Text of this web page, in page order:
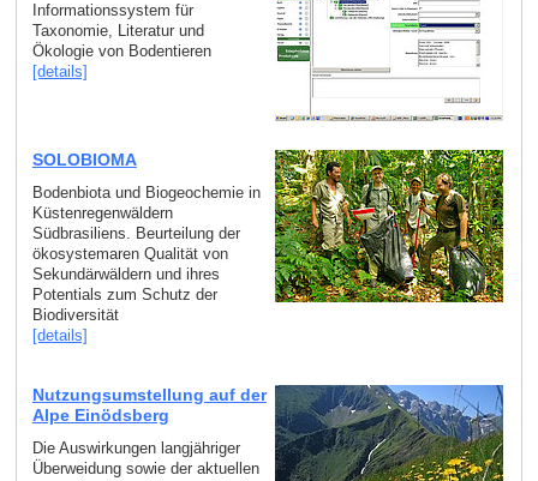
Informationssystem für
Taxonomie, Literatur und
Ökologie von Bodentieren
[details]
SOLOBIOMA
Bodenbiota und Biogeochemie in
Küstenregenwäldern
Südbrasiliens. Beurteilung der
ökosystemaren Qualität von
Sekundärwäldern und ihres
Potentials zum Schutz der
Biodiversität
[details]
Nutzungsumstellung auf der
Alpe Einödsberg
Die Auswirkungen langjähriger
Überweidung sowie der aktuellen